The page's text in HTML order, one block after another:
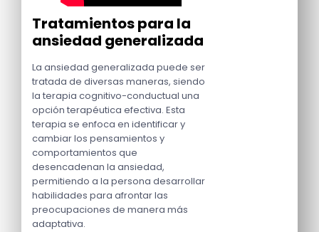
Tratamientos para la
ansiedad generalizada
La ansiedad generalizada puede ser
tratada de diversas maneras, siendo
la terapia cognitivo-conductual una
opción terapéutica efectiva. Esta
terapia se enfoca en identificar y
cambiar los pensamientos y
comportamientos que
desencadenan la ansiedad,
permitiendo a la persona desarrollar
habilidades para afrontar las
preocupaciones de manera más
adaptativa.